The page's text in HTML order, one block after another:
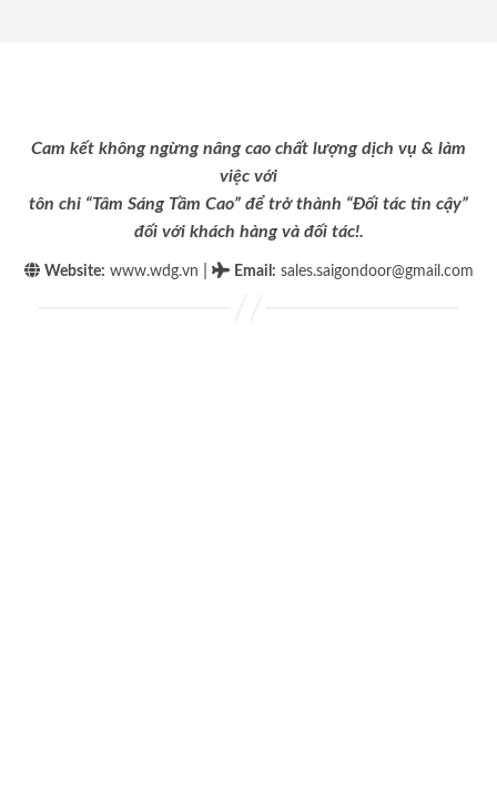
Cam kết không ngừng nâng cao chất lượng dịch vụ & làm
việc với
tôn chỉ “Tâm Sáng Tầm Cao” để trở thành “Đối tác tin cậy”
đối với khách hàng và đối tác!.
Website: www.wdg.vn Email : sales.saigondoor@gmail.com